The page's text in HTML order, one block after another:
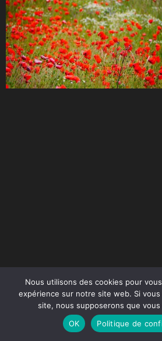
Nous utilisons des cookies pour
expérience sur notre site web. Si
site, nous supposerons que
OK
Politique de